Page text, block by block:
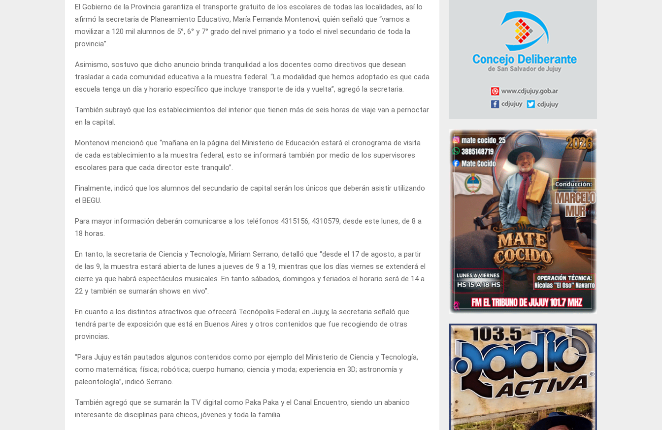
El Gobierno de la Provincia garantiza el transporte gratuito de los escolares de todas las localidades, así lo
afirmó la secretaria de Planeamiento Educativo, María Fernanda Montenovi, quién señaló que “vamos a
movilizar a 120 mil alumnos de 5°, 6° y 7° grado del nivel primario y a todo el nivel secundario de toda la
provincia”.
Asimismo, sostuvo que dicho anuncio brinda tranquilidad a los docentes como directivos que desean
trasladar a cada comunidad educativa a la muestra federal. “La modalidad que hemos adoptado es que cada
escuela tenga un día y horario específico que incluye transporte de ida y vuelta”, agregó la secretaria.
También subrayó que los establecimientos del interior que tienen más de seis horas de viaje van a pernoctar
en la capital.
Montenovi mencionó que “mañana en la página del Ministerio de Educación estará el cronograma de visita
de cada establecimiento a la muestra federal, esto se informará también por medio de los supervisores
escolares para que cada director este tranquilo”.
Finalmente, indicó que los alumnos del secundario de capital serán los únicos que deberán asistir utilizando
el BEGU.
Para mayor información deberán comunicarse a los teléfonos 4315156, 4310579, desde este lunes, de 8 a
18 horas.
En tanto, la secretaria de Ciencia y Tecnología, Miriam Serrano, detalló que “desde el 17 de agosto, a partir
de las 9, la muestra estará abierta de lunes a jueves de 9 a 19, mientras que los días viernes se extenderá el
cierre ya que habrá espectáculos musicales. En tanto sábados, domingos y feriados el horario será de 14 a
22 y también se sumarán shows en vivo”.
En cuanto a los distintos atractivos que ofrecerá Tecnópolis Federal en Jujuy, la secretaria señaló que
tendrá parte de exposición que está en Buenos Aires y otros contenidos que fue recogiendo de otras
provincias.
“Para Jujuy están pautados algunos contenidos como por ejemplo del Ministerio de Ciencia y Tecnología,
como matemática; física; robótica; cuerpo humano; ciencia y moda; experiencia en 3D; astronomía y
paleontología”, indicó Serrano.
También agregó que se sumarán la TV digital como Paka Paka y el Canal Encuentro, siendo un abanico
interesante de disciplinas para chicos, jóvenes y toda la familia.